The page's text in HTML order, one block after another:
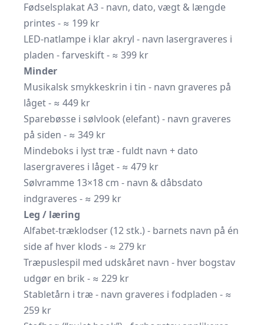
Fødselsplakat A3 - navn, dato, vægt & længde
printes - ≈ 199 kr
LED-natlampe i klar akryl - navn lasergraveres i
pladen - farveskift - ≈ 399 kr
Minder
Musikalsk smykkeskrin i tin - navn graveres på
låget - ≈ 449 kr
Sparebøsse i sølvlook (elefant) - navn graveres
på siden - ≈ 349 kr
Mindeboks i lyst træ - fuldt navn + dato
lasergraveres i låget - ≈ 479 kr
Sølvramme 13×18 cm - navn & dåbs­dato
indgraveres - ≈ 299 kr
Leg / læring
Alfabet-træklodser (12 stk.) - barnets navn på én
side af hver klods - ≈ 279 kr
Træpuslespil med udskåret navn - hver bogstav
udgør en brik - ≈ 229 kr
Stabletårn i træ - navn graveres i fodpladen - ≈
259 kr